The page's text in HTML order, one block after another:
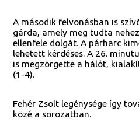
A második felvonásban is
gárda, amely meg tudta
ellenfele dolgát. A párharc
lehetett kérdéses. A 26.
is megzörgette a hálót,
(1-4).
Fehér Zsolt legénysége így
közé a sorozatban.